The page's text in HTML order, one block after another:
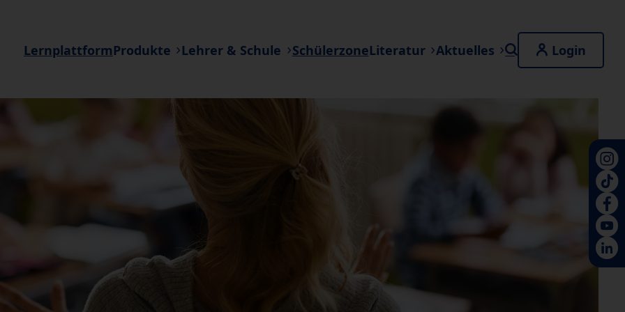
LernplattformProdukte Lehrer & Schule SchülerzoneLiteratur Aktuelles Login